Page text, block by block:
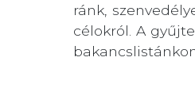
ránk,
célokról. A